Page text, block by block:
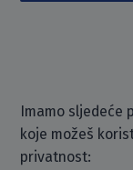
Imamo sljedeće
koje možeš
privatnost: